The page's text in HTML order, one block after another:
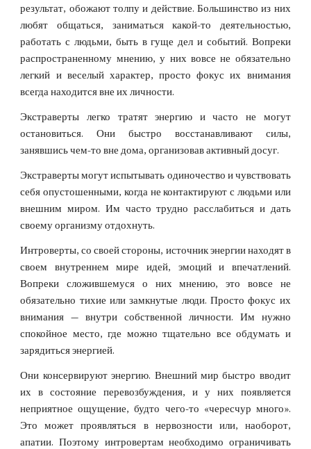
результат, обожают толпу и действие. Большинство из них
любят общаться, заниматься какой-то деятельностью,
работать с людьми, быть в гуще дел и событий. Вопреки
распространенному мнению, у них вовсе не обязательно
легкий и веселый характер, просто фокус их внимания
всегда находится вне их личности.
Экстраверты легко тратят энергию и часто не могут
остановиться. Они быстро восстанавливают силы,
занявшись чем-то вне дома, организовав активный досуг.
Экстраверты могут испытывать одиночество и чувствовать
себя опустошенными, когда не контактируют с людьми или
внешним миром. Им часто трудно расслабиться и дать
своему организму отдохнуть.
Интроверты, со своей стороны, источник энергии находят в
своем внутреннем мире идей, эмоций и впечатлений.
Вопреки сложившемуся о них мнению, это вовсе не
обязательно тихие или замкнутые люди. Просто фокус их
внимания — внутри собственной личности. Им нужно
спокойное место, где можно тщательно все обдумать и
зарядиться энергией.
Они консервируют энергию. Внешний мир быстро вводит
их в состояние перевозбуждения, и у них появляется
неприятное ощущение, будто чего-то «чересчур много».
Это может проявляться в нервозности или, наоборот,
апатии. Поэтому интровертам необходимо ограничивать